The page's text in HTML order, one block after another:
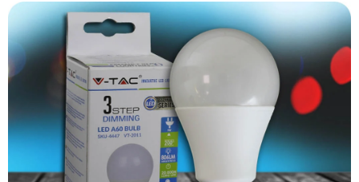
Produktbewertung
ist
0.0
von
5
Sternen.